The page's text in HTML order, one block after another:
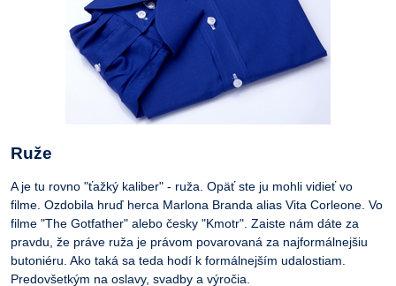
Ruže
A je tu rovno "ťažký kaliber" - ruža. Opäť ste ju mohli vidieť vo
filme. Ozdobila hruď herca Marlona Branda alias Vita Corleone. Vo
filme "The Gotfather" alebo česky "Kmotr". Zaiste nám dáte za
pravdu, že práve ruža je právom povarovaná za najformálnejšiu
butoniéru. Ako taká sa teda hodí k formálnejším udalostiam.
Predovšetkým na oslavy, svadby a výročia.